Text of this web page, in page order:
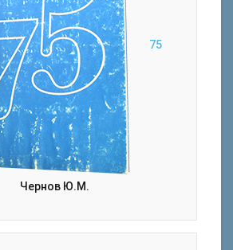
75
Чернов Ю.М.